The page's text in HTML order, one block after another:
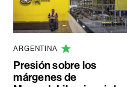
ARGENTINA
Presión sobre los
márgenes de